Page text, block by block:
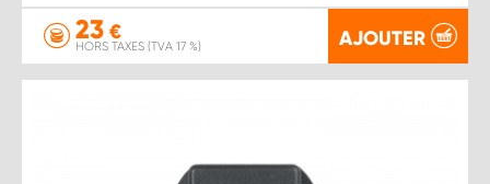
23 €
HORS TAXES (TVA 17 %) AJOUTER